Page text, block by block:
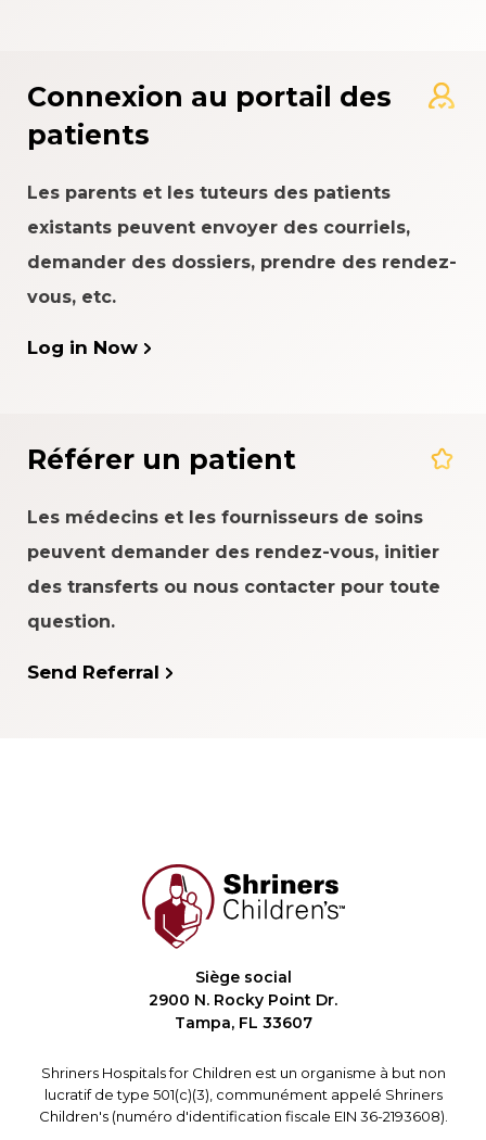
Connexion au portail des
patients
Les parents et les tuteurs des patients
existants peuvent envoyer des courriels,
demander des dossiers, prendre des rendez-
vous, etc.
Log in Now
Référer un patient
Les médecins et les fournisseurs de soins
peuvent demander des rendez-vous, initier
des transferts ou nous contacter pour toute
question.
Send Referral
Siège social
2900 N. Rocky Point Dr.
Tampa, FL 33607
Shriners Hospitals for Children est un organisme à but non
lucratif de type 501(c)(3), communément appelé Shriners
Children's (numéro d'identification fiscale EIN 36-2193608).